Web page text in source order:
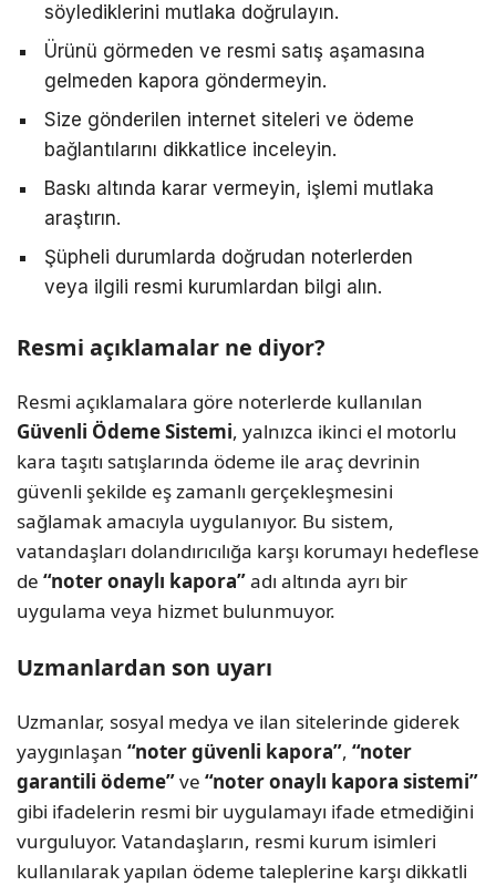
söylediklerini mutlaka doğrulayın.
Ürünü görmeden ve resmi satış aşamasına
gelmeden kapora göndermeyin.
Size gönderilen internet siteleri ve ödeme
bağlantılarını dikkatlice inceleyin.
Baskı altında karar vermeyin, işlemi mutlaka
araştırın.
Şüpheli durumlarda doğrudan noterlerden
veya ilgili resmi kurumlardan bilgi alın.
Resmi açıklamalar ne diyor?
Resmi açıklamalara göre noterlerde kullanılan
Güvenli Ödeme Sistemi, yalnızca ikinci el motorlu
kara taşıtı satışlarında ödeme ile araç devrinin
güvenli şekilde eş zamanlı gerçekleşmesini
sağlamak amacıyla uygulanıyor. Bu sistem,
vatandaşları dolandırıcılığa karşı korumayı hedeflese
de “noter onaylı kapora”adı altında ayrı bir
uygulama veya hizmet bulunmuyor.
Uzmanlardan son uyarı
Uzmanlar, sosyal medya ve ilan sitelerinde giderek
yaygınlaşan “noter güvenli kapora”, “noter
garantili ödeme”ve “noter onaylı kapora sistemi”
gibi ifadelerin resmi bir uygulamayı ifade etmediğini
vurguluyor. Vatandaşların, resmi kurum isimleri
kullanılarak yapılan ödeme taleplerine karşı dikkatli